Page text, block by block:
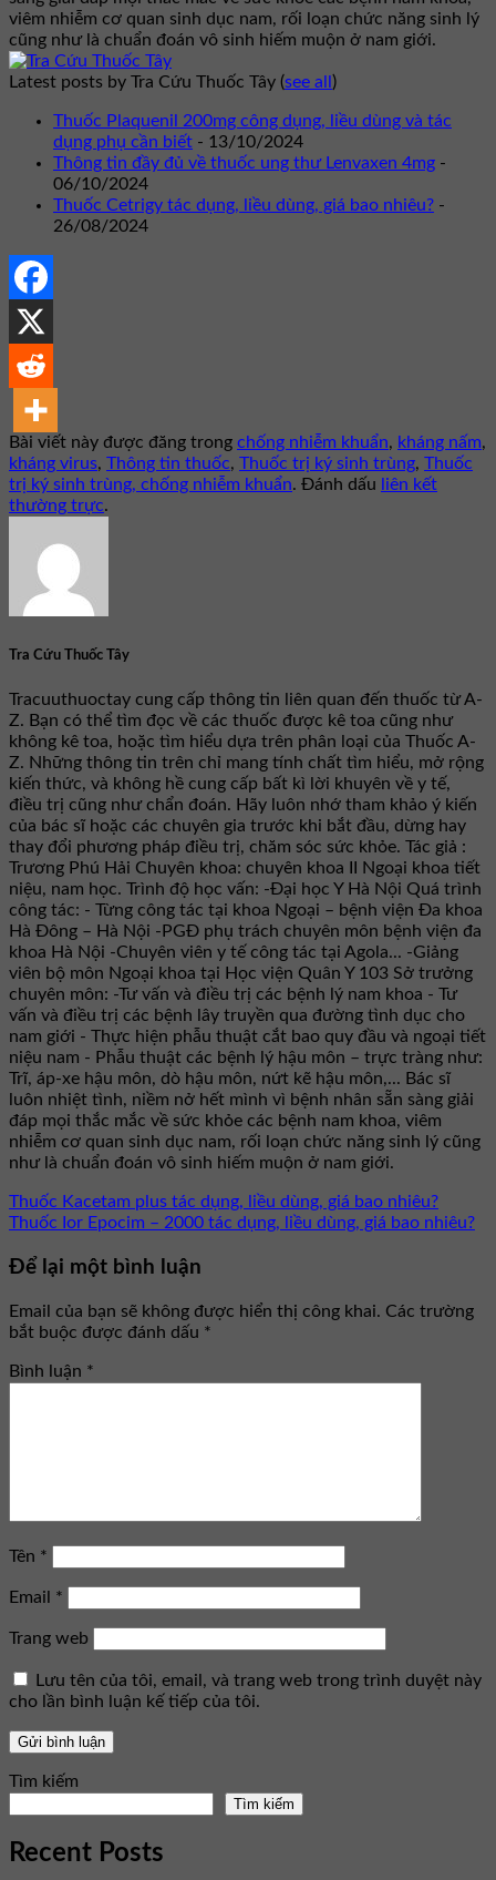
viêm nhiễm cơ quan sinh dục nam, rối loạn chức năng sinh lý
cũng như là chuẩn đoán vô sinh hiếm muộn ở nam giới.
Latest posts by Tra Cứu Thuốc Tây (see all )
Thuốc Plaquenil 200mg công dụng, liều dùng và tác
dụng phụ cần biết - 13/10/2024
Thông tin đầy đủ về thuốc ung thư Lenvaxen 4mg -
06/10/2024
Thuốc Cetrigy tác dụng, liều dùng, giá bao nhiêu? -
26/08/2024
Bài viết này được đăng trong chống nhiễm khuẩn, kháng nấm,
kháng virus, Thông tin thuốc, Thuốc trị ký sinh trùng, Thuốc
trị ký sinh trùng, chống nhiễm khuẩn. Đánh dấu
liên kết
thường trực.
Tra Cứu Thuốc Tây
Tracuuthuoctay cung cấp thông tin liên quan đến thuốc từ A-
Z. Bạn có thể tìm đọc về các thuốc được kê toa cũng như
không kê toa, hoặc tìm hiểu dựa trên phân loại của Thuốc A-
Z. Những thông tin trên chỉ mang tính chất tìm hiểu, mở rộng
kiến thức, và không hề cung cấp bất kì lời khuyên về y tế,
điều trị cũng như chẩn đoán. Hãy luôn nhớ tham khảo ý kiến
của bác sĩ hoặc các chuyên gia trước khi bắt đầu, dừng hay
thay đổi phương pháp điều trị, chăm sóc sức khỏe. Tác giả :
Trương Phú Hải Chuyên khoa: chuyên khoa II Ngoại khoa tiết
niệu, nam học. Trình độ học vấn: -Đại học Y Hà Nội Quá trình
công tác: - Từng công tác tại khoa Ngoại – bệnh viện Đa khoa
Hà Đông – Hà Nội -PGĐ phụ trách chuyên môn bệnh viện đa
khoa Hà Nội -Chuyên viên y tế công tác tại Agola... -Giảng
viên bộ môn Ngoại khoa tại Học viện Quân Y 103 Sở trưởng
chuyên môn: -Tư vấn và điều trị các bệnh lý nam khoa - Tư
vấn và điều trị các bệnh lây truyền qua đường tình dục cho
nam giới - Thực hiện phẫu thuật cắt bao quy đầu và ngoại tiết
niệu nam - Phẫu thuật các bệnh lý hậu môn – trực tràng như:
Trĩ, áp-xe hậu môn, dò hậu môn, nứt kẽ hậu môn,... Bác sĩ
luôn nhiệt tình, niềm nở hết mình vì bệnh nhân sẵn sàng giải
đáp mọi thắc mắc về sức khỏe các bệnh nam khoa, viêm
nhiễm cơ quan sinh dục nam, rối loạn chức năng sinh lý cũng
như là chuẩn đoán vô sinh hiếm muộn ở nam giới.
Thuốc Kacetam plus tác dụng, liều dùng, giá bao nhiêu?
Thuốc Ior Epocim – 2000 tác dụng, liều dùng, giá bao nhiêu?
Để lại một bình luận
Email của bạn sẽ không được hiển thị công khai. Các trường
bắt buộc được đánh dấu *
Bình luận *
Tên *
Email *
Trang web
Lưu tên của tôi, email, và trang web trong trình duyệt này
cho lần bình luận kế tiếp của tôi.
Tìm kiếm
Tìm kiếm
Recent Posts